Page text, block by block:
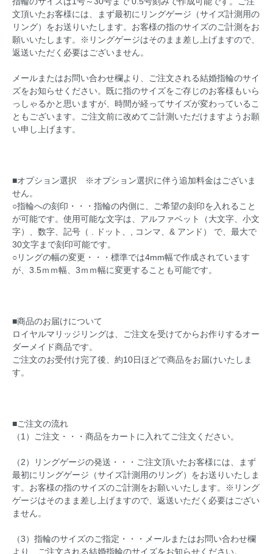
文頂いたお客様には、まず最初にリングゲージ（サイズ計測用の
リング）をお送りいたします。お客様の指のサイズのご計測をお
願いいたします。※リングゲージはそのまま差し上げますので、
返送いただく必要はございません。
メールまたはお問い合わせ欄より、ご注文される結婚指輪のサイ
ズをお知らせください。既に指のサイズをご存じのお客様もいら
っしゃるかと思いますが、時間が経ってサイズが変わっているこ
ともございます。ご注文前に改めてご計測いただけますようお願
い申し上げます。
■オプション選択 ※オプション選択に伴う追加料金はございま
せん。
○指輪への刻印・・・指輪の内側に、ご希望の刻印を入れること
が可能です。使用可能な文字は、アルファベット（大文字、小文
字）、数字、記号（ . ドット、, コンマ、& アンド） で、最大で
30文字まで刻印可能です。
○リングの幅の変更・・・標準では4mm幅で作成されています
が、3.5ｍｍ幅、3ｍｍ幅に変更することも可能です。
■商品のお届けについて
ロイヤルマリッジリングは、ご注文を受けてからお作りするオー
ダーメイド商品です。
ご注文のお受付け完了後、約10日ほどで商品をお届けいたしま
す。
■ご注文の流れ
（1）ご注文・・・商品をカートに入れてご注文ください。
（2）リングゲージの発送・・・ご注文頂いたお客様には、まず
最初にリングゲージ（サイズ計測用のリング）をお送りいたしま
す。お客様の指のサイズのご計測をお願いいたします。※リング
ゲージはそのまま差し上げますので、返送いただく必要はござい
ません。
（3）指輪のサイズのご指定・・・メールまたはお問い合わせ欄
より、ご注文される結婚指輪のサイズをお知らせください。